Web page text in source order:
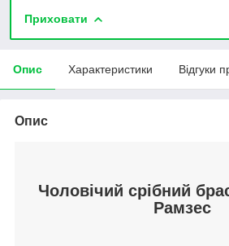
Приховати
Опис Характеристики Відгуки
Опис
Чоловічий срібний
Рамзес